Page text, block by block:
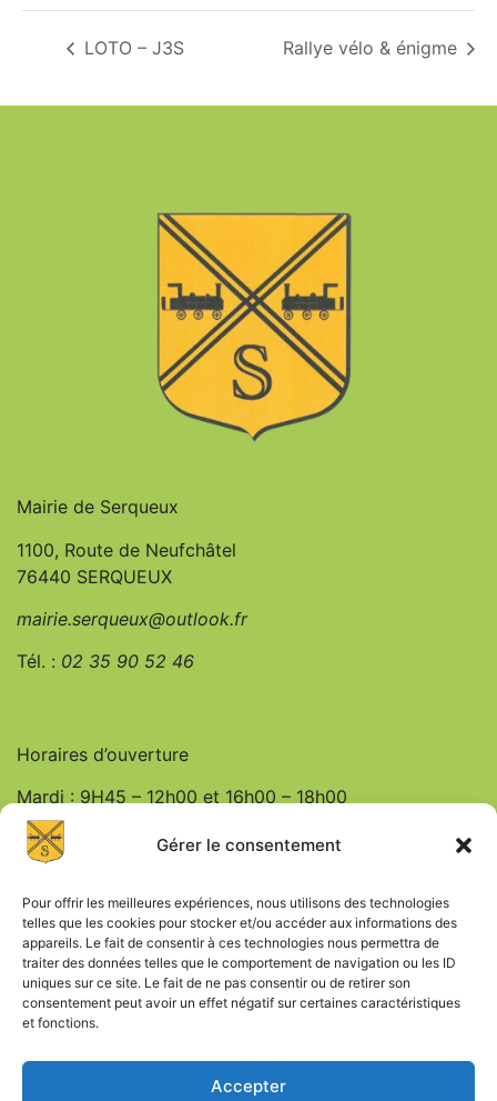
Gérer le consentement
Pour offrir les meilleures expériences, nous utilisons des technologies
telles que les cookies pour stocker et/ou accéder aux informations des
appareils. Le fait de consentir à ces technologies nous permettra de
traiter des données telles que le comportement de navigation ou les ID
uniques sur ce site. Le fait de ne pas consentir ou de retirer son
consentement peut avoir un effet négatif sur certaines caractéristiques
et fonctions.
Accepter
LOTO – J3S Rallye vélo & énigme
Mairie de Serqueux
1100, Route de Neufchâtel
76440 SERQUEUX
mairie.serqueux@outlook.fr
Tél. : 02 35 90 52 46
Horaires d’ouverture
Mardi : 9H45 – 12h00 et 16h00 – 18h00
Jeudi : 9h45 – 12h00
Mentions Légales